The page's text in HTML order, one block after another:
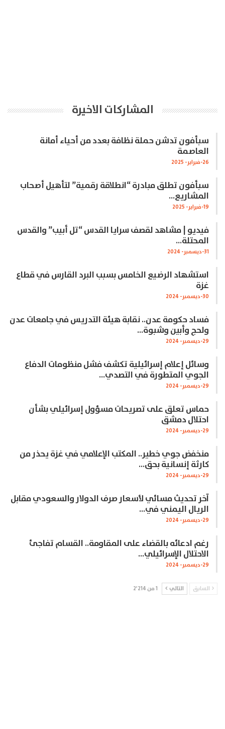
المشاركات الاخيرة
سبأفون تدشن حملة نظافة بعدد من أحياء أمانة
العاصمة
26-فبراير- 2025
سبأفون تطلق مبادرة “انطلاقة رقمية” لتأهيل أصحاب
المشاريع…
19-فبراير- 2025
فيديو | مشاهد لقصف سرايا القدس “تل أبيب” والقدس
المحتلة…
31-ديسمبر- 2024
استشهاد الرضيع الخامس بسبب البرد القارس في قطاع
غزة
30-ديسمبر- 2024
فساد حكومة عدن.. نقابة هيئة التدريس في جامعات عدن
ولحج وأبين وشبوة…
29-ديسمبر- 2024
وسائل إعلام إسرائيلية تكشف فشل منظومات الدفاع
الجوي المتطورة في التصدي…
29-ديسمبر- 2024
حماس تعلق على تصريحات مسؤول إسرائيلي بشأن
احتلال دمشق
29-ديسمبر- 2024
منخفض جوي خطير.. المكتب الإعلامي في غزة يحذر من
كارثة إنسانية بحق…
29-ديسمبر- 2024
آخر تحديث مسائي لأسعار صرف الدولار والسعودي مقابل
الريال اليمني في…
29-ديسمبر- 2024
رغم ادعائه بالقضاء على المقاومة.. القسام تفاجئ
الاحتلال الإسرائيلي…
29-ديسمبر- 2024
السابق التالي 1 من 2٬214